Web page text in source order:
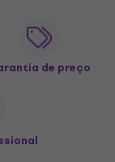
de preço